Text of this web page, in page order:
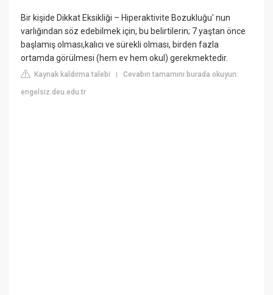
Bir kişide Dikkat Eksikliği – Hiperaktivite Bozukluğu' nun
varlığından söz edebilmek için, bu belirtilerin; 7 yaştan önce
başlamış olması,kalıcı ve sürekli olması, birden fazla
ortamda görülmesi (hem ev hem okul) gerekmektedir.
Kaynak kaldırma talebi |Cevabın tamamını burada okuyun:
engelsiz.deu.edu.tr